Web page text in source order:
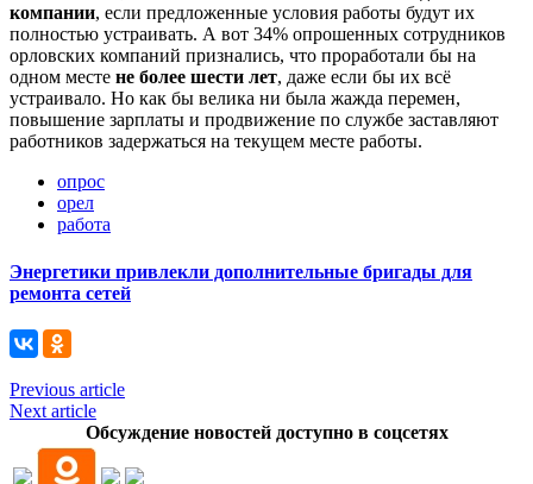
компании, если предложенные условия работы будут их
полностью устраивать. А вот 34% опрошенных сотрудников
орловских компаний признались, что проработали бы на
одном месте не более шести лет, даже если бы их всё
устраивало. Но как бы велика ни была жажда перемен,
повышение зарплаты и продвижение по службе заставляют
работников задержаться на текущем месте работы.
опрос
орел
работа
Энергетики привлекли дополнительные бригады для
ремонта сетей
Previous article
Next article
Обсуждение новостей доступно в соцсетях